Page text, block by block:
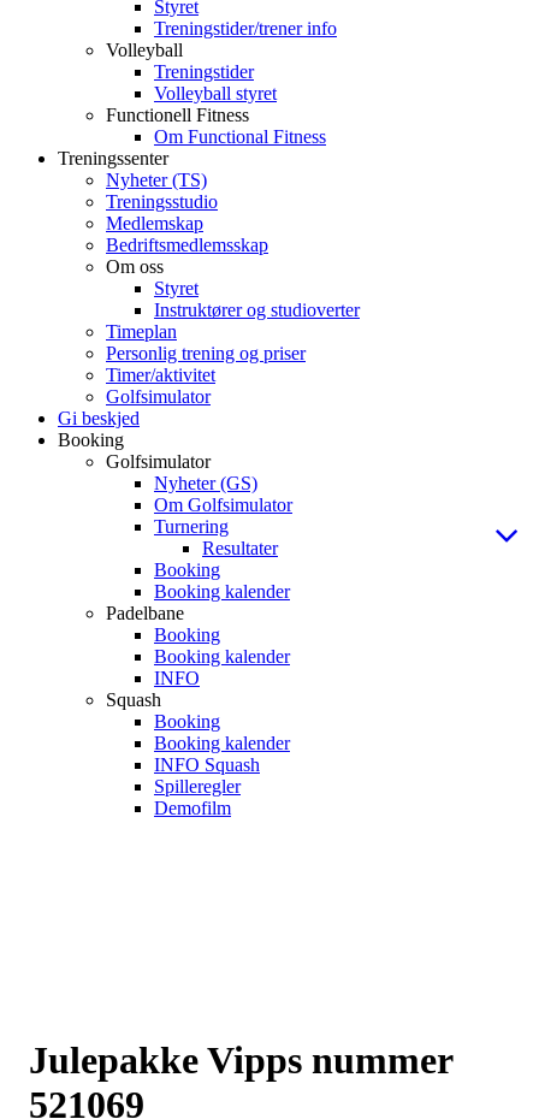
Styret
Treningstider/trener info
Volleyball
Treningstider
Volleyball styret
Functionell Fitness
Om Functional Fitness
Treningssenter
Nyheter (TS)
Treningsstudio
Medlemskap
Bedriftsmedlemsskap
Om oss
Styret
Instruktører og studioverter
Timeplan
Personlig trening og priser
Timer/aktivitet
Golfsimulator
Gi beskjed
Booking
Golfsimulator
Nyheter (GS)
Om Golfsimulator
Turnering
Resultater
Booking
Booking kalender
Padelbane
Booking
Booking kalender
INFO
Squash
Booking
Booking kalender
INFO Squash
Spilleregler
Demofilm
Julepakke Vipps nummer
521069